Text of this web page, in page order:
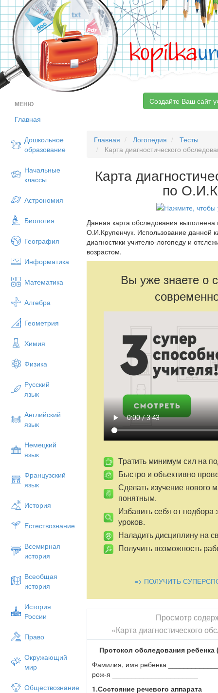
kopilka
МЕНЮ
Главная
Дошкольное
образование
Начальные
классы
Астрономия
Биология
География
Информатика
Математика
Алгебра
Геометрия
Химия
Физика
Русский
язык
Английский
язык
Немецкий
язык
Французский
язык
История
Естествознание
Всемирная
история
Всеобщая
история
История
России
Право
Окружающий
мир
Обществознание
Создайте Ваш сайт
Главная Логопедия
Тесты
Карта диагностического
Карта
по
Данная карта обследования выполнена
О.И.Крупенчук. Использование данной
диагностики учителю-логопеду и
возрастом.
Вы уже знаете о
Тратить минимум сил на
Быстро и объективно
Сделать изучение нового
понятным.
Избавить себя от подбора
уроков.
Наладить дисциплину на
Получить возможность
=> ПОЛУЧИТЬ
Просмотр
«Карта диагностического
Протокол обследования
Фамилия, имя ребенка
рож-я ______________________
1.Состояние речевого аппарата